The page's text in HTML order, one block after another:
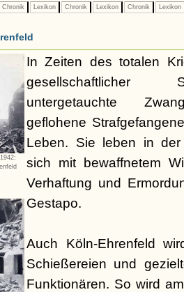
Chronik Lexikon Chronik Lexikon Chronik Lexikon
In Zeiten des totalen
gesellschaftlicher
untergetauchte
geflohene
Leben. Sie leben in
sich mit bewaffnetem
Verhaftung und
Gestapo.
Auch Köln-Ehrenfeld
Schießereien und
Funktionären. So wird